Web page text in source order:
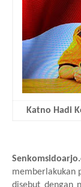
Katno Hadi
memberlakukan